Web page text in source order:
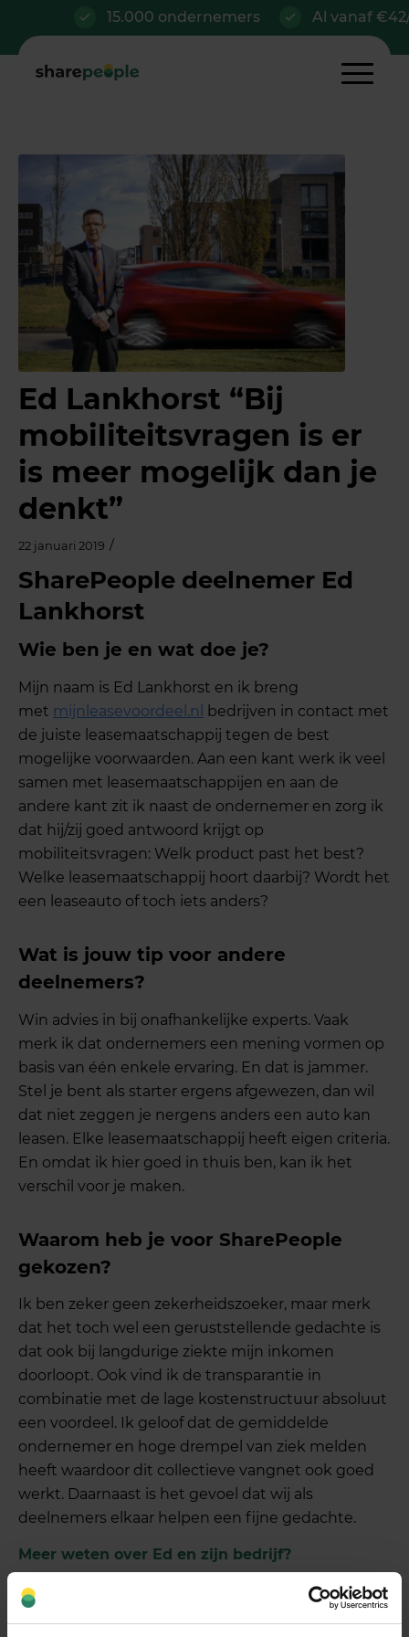
15.000 ondernemers Al vanaf €42/
Ed Lankhorst “Bij
mobiliteitsvragen is er
is meer mogelijk dan je
denkt”
22 januari 2019 /
SharePeople deelnemer Ed
Lankhorst
Wie ben je en wat doe je?
Mijn naam is Ed Lankhorst en ik breng
met mijnleasevoordeel.nl
bedrijven in contact met
de juiste leasemaatschappij tegen de best
mogelijke voorwaarden. Aan een kant werk ik veel
samen met leasemaatschappijen en aan de
andere kant zit ik naast de ondernemer en zorg ik
dat hij/zij goed antwoord krijgt op
mobiliteitsvragen: Welk product past het best?
Welke leasemaatschappij hoort daarbij? Wordt het
een leaseauto of toch iets anders?
Wat is jouw tip voor andere
deelnemers?
Win advies in bij onafhankelijke experts. Vaak
merk ik dat ondernemers een mening vormen op
basis van één enkele ervaring. En dat is jammer.
Stel je bent als starter ergens afgewezen, dan wil
dat niet zeggen je nergens anders een auto kan
leasen. Elke leasemaatschappij heeft eigen criteria.
En omdat ik hier goed in thuis ben, kan ik het
verschil voor je maken.
Waarom heb je voor SharePeople
gekozen?
Ik ben zeker geen zekerheidszoeker, maar merk
dat het toch wel een geruststellende gedachte is
dat ook bij langdurige ziekte mijn inkomen
doorloopt. Ook vind ik de transparantie in
combinatie met de lage kostenstructuur absoluut
een voordeel. Ik geloof dat de gemiddelde
ondernemer en hoge drempel van ziek melden
heeft waardoor dit collectieve vangnet ook goed
werkt. Daarnaast is het gevoel dat wij als
deelnemers elkaar helpen een fijne gedachte.
Meer weten over Ed en zijn bedrijf?
Kijk op